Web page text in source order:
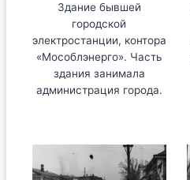
Здание бывшей
городской
электростанции, контора
«Мособлэнерго». Часть
здания занимала
администрация города.